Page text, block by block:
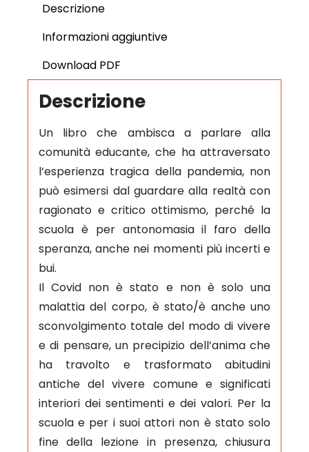
Descrizione
Informazioni aggiuntive
Download PDF
Descrizione
Un libro che ambisca a parlare alla
comunità educante, che ha attraversato
l’esperienza tragica della pandemia, non
può esimersi dal guardare alla realtà con
ragionato e critico ottimismo, perché la
scuola è per antonomasia il faro della
speranza, anche nei momenti più incerti e
bui.
Il Covid non è stato e non è solo una
malattia del corpo, è stato/è anche uno
sconvolgimento totale del modo di vivere
e di pensare, un precipizio dell’anima che
ha travolto e trasformato abitudini
antiche del vivere comune e significati
interiori dei sentimenti e dei valori. Per la
scuola e per i suoi attori non è stato solo
fine della lezione in presenza, chiusura